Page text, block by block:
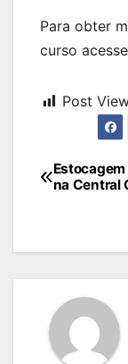
Para obter
curso
Post
de
na Central